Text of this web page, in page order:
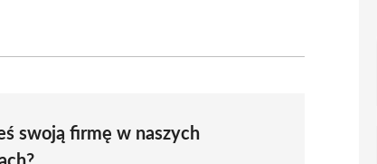
swoją firmę w naszych